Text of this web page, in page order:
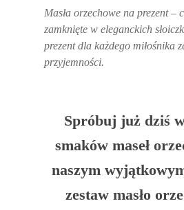
Masła orzechowe na prezent –
zamknięte w eleganckich
prezent dla każdego miłośnika
przyjemności.
Spróbuj już dziś
smaków maseł
naszym
zestaw masło